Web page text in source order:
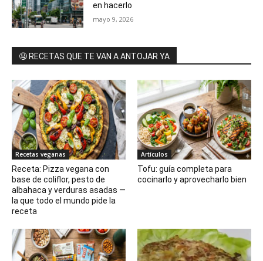
en hacerlo
mayo 9, 2026
🤤 RECETAS QUE TE VAN A ANTOJAR YA
Recetas veganas
Receta: Pizza vegana con
base de coliflor, pesto de
albahaca y verduras asadas —
la que todo el mundo pide la
receta
Artículos
Tofu: guía completa para
cocinarlo y aprovecharlo bien